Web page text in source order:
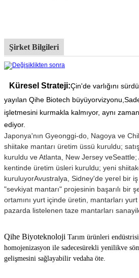
Şirket Bilgileri
Küresel Strateji:Çin'de varlığını
yayılan Qihe Biotech büyüyorvizyonu,
işletmesini kurmakla kalmıyor, aynı
ediyor.
Japonya'nın Gyeonggi-do, Nagoya ve
shiitake mantarı üretim üssü kuruldu;
kuruldu ve Atlanta, New Jersey veSeattle;
kentinde üretim üsleri kuruldu; yeni
kuruluyorAvustralya, Sidney'de yerel bir
"sevkiyat mantarı" projesinin başarılı bir
ortamını yurt içinde üretin, mantarları
pazarda listelenen taze mantarları
Qihe Biyoteknoloji Tarım ürünleri
homojenizasyon ile sadecesürekli yenilikve
gelişmesini sağlayabilir vedaha öte.